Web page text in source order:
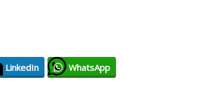
LinkedIn
WhatsApp